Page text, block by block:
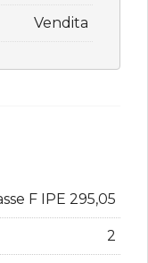
Vendita
F IPE 295,05
2